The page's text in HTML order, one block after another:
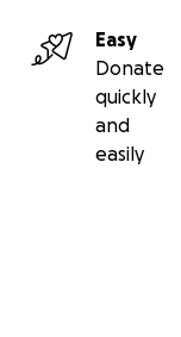
Votre Swiss
Easy
Donate
quickly
and
easily